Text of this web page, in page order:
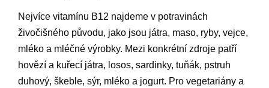
Nejvíce vitamínu B12 najdeme v potravinách
živočišného původu, jako jsou játra, maso, ryby, vejce,
mléko a mléčné výrobky. Mezi konkrétní zdroje patří
hovězí a kuřecí játra, losos, sardinky, tuňák, pstruh
duhový, škeble, sýr, mléko a jogurt. Pro vegetariány a